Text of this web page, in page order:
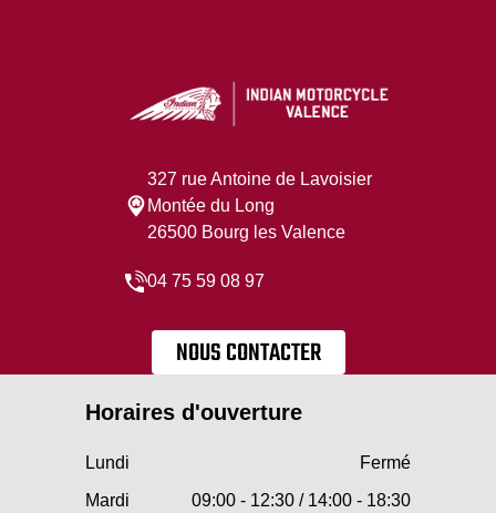
327 rue Antoine de Lavoisier
Montée du Long
26500 Bourg les Valence
04 75 59 08 97
NOUS CONTACTER
Horaires d'ouverture
Lundi
Fermé
Mardi
09:00 - 12:30 / 14:00 - 18:30